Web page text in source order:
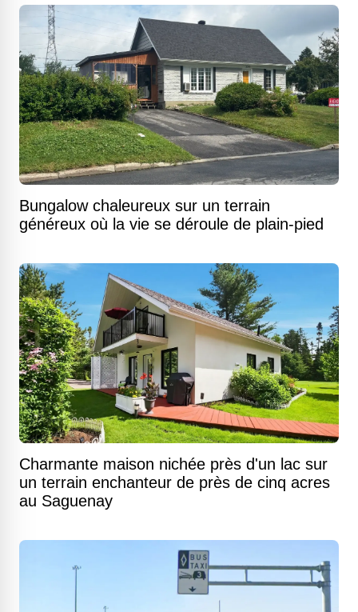
Bungalow chaleureux sur un terrain
généreux où la vie se déroule de plain-pied
Charmante maison nichée près d'un lac sur
un terrain enchanteur de près de cinq acres
au Saguenay